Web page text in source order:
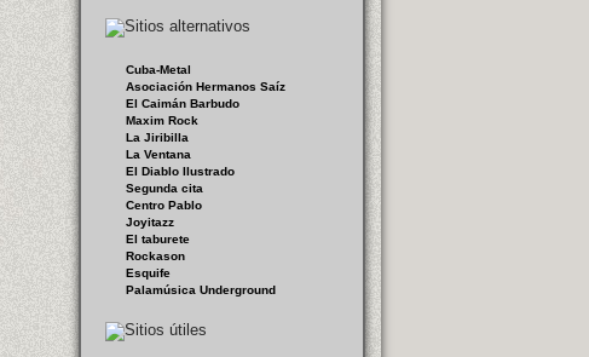
Cuba-Metal
Asociación Hermanos Saíz
El Caimán Barbudo
Maxim Rock
La Jiribilla
La Ventana
El Diablo Ilustrado
Segunda cita
Centro Pablo
Joyitazz
El taburete
Rockason
Esquife
Palamúsica Underground